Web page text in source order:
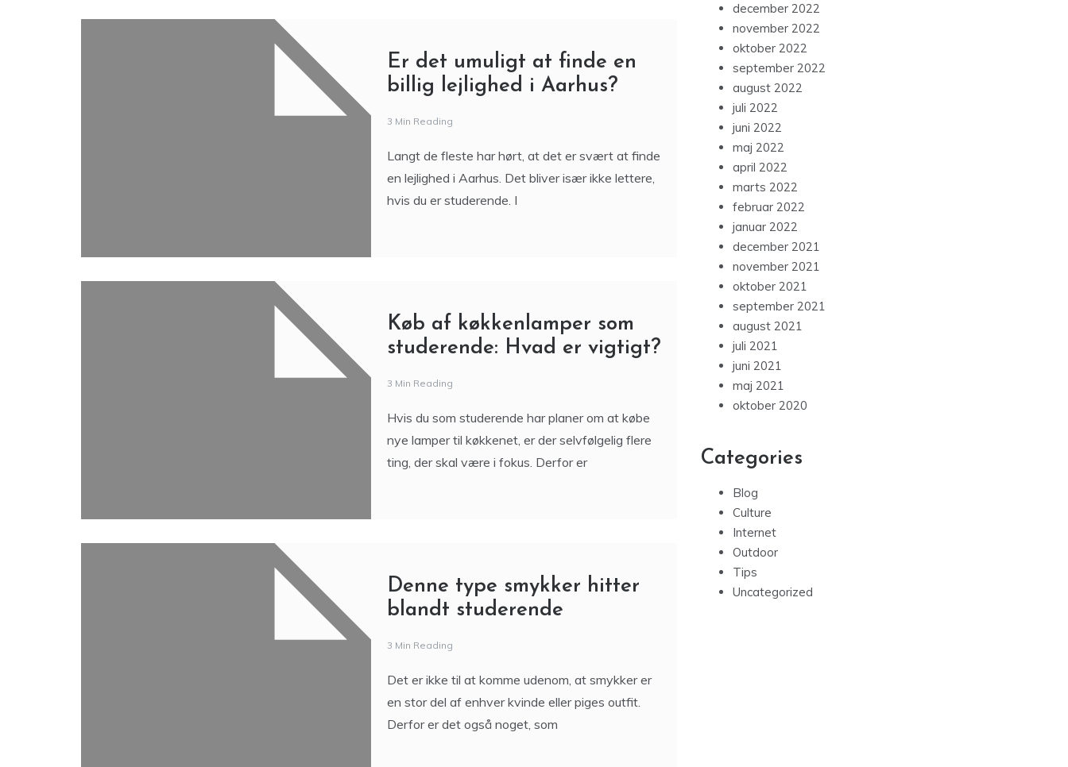
Er det umuligt at finde en
billig lejlighed i Aarhus?
3 Min Reading
Langt de fleste har hørt, at det er svært at finde
en lejlighed i Aarhus. Det bliver især ikke lettere,
hvis du er studerende. I
Køb af køkkenlamper som
studerende: Hvad er vigtigt?
3 Min Reading
Hvis du som studerende har planer om at købe
nye lamper til køkkenet, er der selvfølgelig flere
ting, der skal være i fokus. Derfor er
Denne type smykker hitter
blandt studerende
3 Min Reading
Det er ikke til at komme udenom, at smykker er
en stor del af enhver kvinde eller piges outfit.
Derfor er det også noget, som
december 2022
november 2022
oktober 2022
september 2022
august 2022
juli 2022
juni 2022
maj 2022
april 2022
marts 2022
februar 2022
januar 2022
december 2021
november 2021
oktober 2021
september 2021
august 2021
juli 2021
juni 2021
maj 2021
oktober 2020
Categories
Blog
Culture
Internet
Outdoor
Tips
Uncategorized